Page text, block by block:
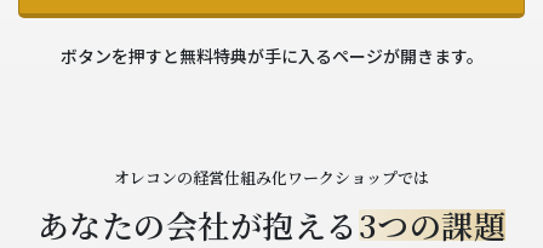
ボタンを押すと無料特典が手に入るページが開きます。
オレコンの経営仕組み化ワークショップでは
あなたの会社が抱える3つの課題